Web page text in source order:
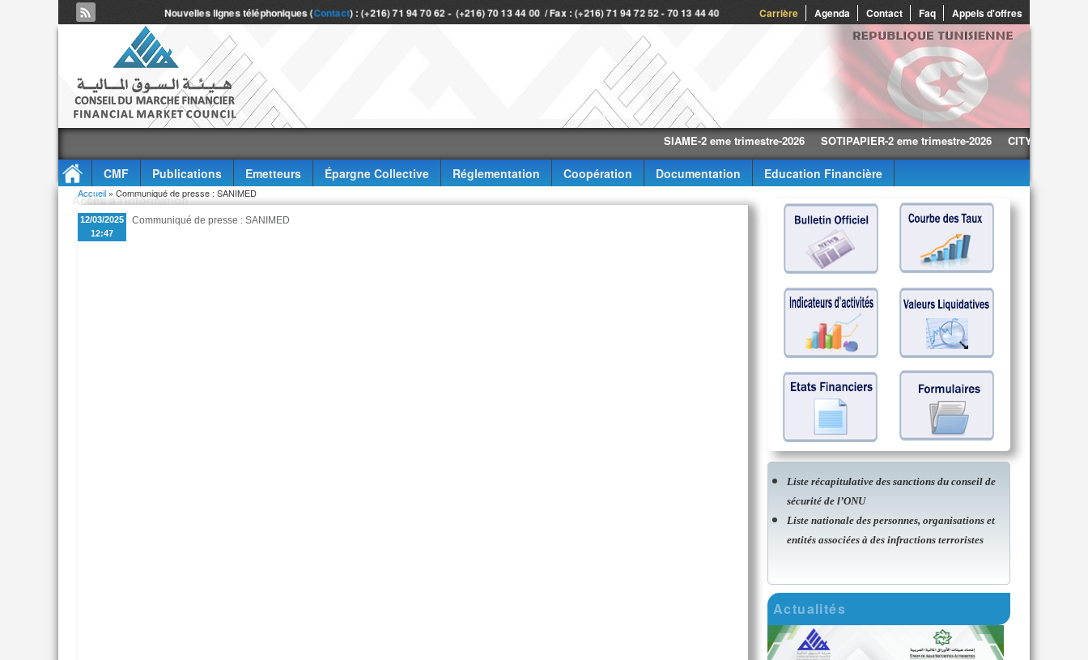
Carrière Agenda Contact Faq Appels d'offres
Nouvelles lignes téléphoniques (Contact) : (+216) 71 94 70 62 - (+216) 70 13 44 00 / Fax : (+216) 71 94 72 52 - 70 13 44 40
SIAME-2 eme trimestre-2026 SOTIPAPIER-2 eme trimestre-2026 CITY CARS-2 eme
CMF Publications Emetteurs Épargne Collective Réglementation Coopération Documentation
Education Financière
Accès à l'information
Vous êtes ici
Accueil » Communiqué de presse : SANIMED
12/03/2025
12:47
Communiqué de presse : SANIMED
Liste récapitulative des sanctions du conseil de
sécurité de l’ONU
Liste nationale des personnes, organisations et
entités associées à des infractions terroristes
Actualités